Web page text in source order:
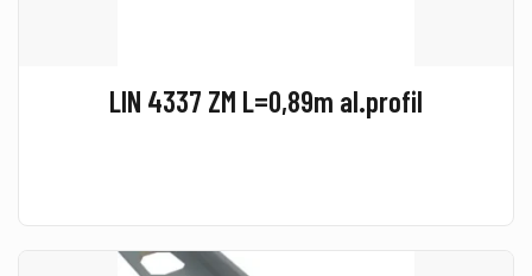
LIN 4337 ZM L=0,89m al.profil